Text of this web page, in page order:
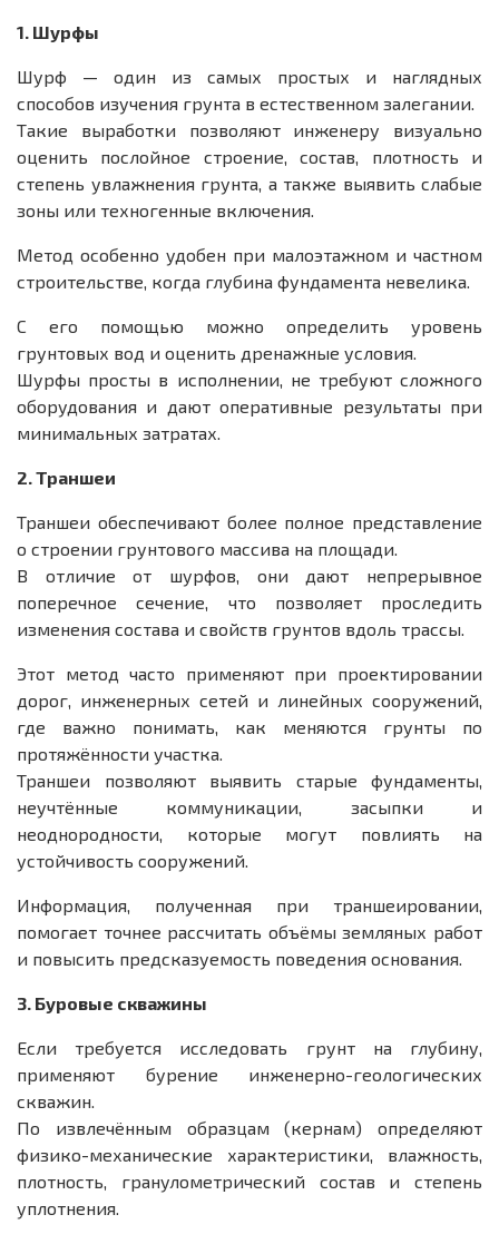
1. Шурфы
Шурф — один из самых простых и наглядных
способов изучения грунта в естественном залегании.
Такие выработки позволяют инженеру визуально
оценить послойное строение, состав, плотность и
степень увлажнения грунта, а также выявить слабые
зоны или техногенные включения.
Метод особенно удобен при малоэтажном и частном
строительстве, когда глубина фундамента невелика.
С его помощью можно определить уровень
грунтовых вод и оценить дренажные условия.
Шурфы просты в исполнении, не требуют сложного
оборудования и дают оперативные результаты при
минимальных затратах.
2. Траншеи
Траншеи обеспечивают более полное представление
о строении грунтового массива на площади.
В отличие от шурфов, они дают непрерывное
поперечное сечение, что позволяет проследить
изменения состава и свойств грунтов вдоль трассы.
Этот метод часто применяют при проектировании
дорог, инженерных сетей и линейных сооружений,
где важно понимать, как меняются грунты по
протяжённости участка.
Траншеи позволяют выявить старые фундаменты,
неучтённые коммуникации, засыпки и
неоднородности, которые могут повлиять на
устойчивость сооружений.
Информация, полученная при траншеировании,
помогает точнее рассчитать объёмы земляных работ
и повысить предсказуемость поведения основания.
3. Буровые скважины
Если требуется исследовать грунт на глубину,
применяют бурение инженерно-геологических
скважин.
По извлечённым образцам (кернам) определяют
физико-механические характеристики, влажность,
плотность, гранулометрический состав и степень
уплотнения.